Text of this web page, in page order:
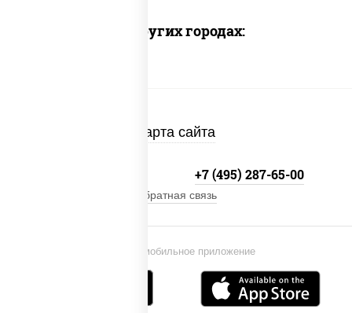
Доставка в других городах:
Карта сайта
Установи мобильное приложение
+7 (495) 287-65-00
Обратная связь